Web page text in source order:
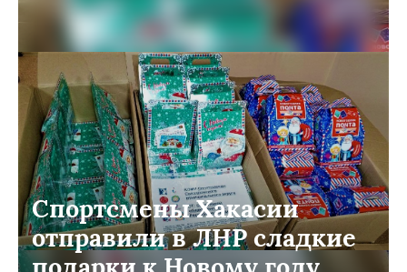
Спортсмены Хакасии
отправили в ЛНР сладкие